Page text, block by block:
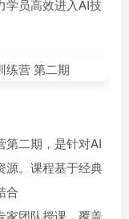
学员高效进入AI技
第二期，是针对AI
源。课程基于经典
合
家团队授课，覆盖